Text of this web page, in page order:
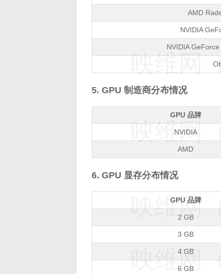
AMD
NVIDIA
NVIDIA
5. GPU 制造商分布情况
GPU 品牌
NVIDIA
AMD
映维网
6. GPU 显存分布情况
GPU 品牌
2 GB
3 GB
4 GB
6 GB
映维网
映维网
映维网